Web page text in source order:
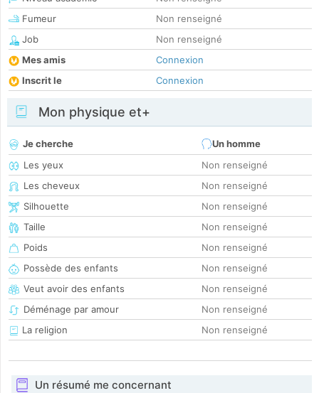
Fumeur
Non renseigné
Job
Non renseigné
Mes amis
Connexion
Inscrit le
Connexion
Mon physique et+
Je cherche
Un homme
Les yeux
Non renseigné
Les cheveux
Non renseigné
Silhouette
Non renseigné
Taille
Non renseigné
Poids
Non renseigné
Possède des enfants
Non renseigné
Veut avoir des enfants
Non renseigné
Déménage par amour
Non renseigné
La religion
Non renseigné
Un résumé me concernant